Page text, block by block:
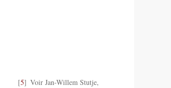
5
Voir Jan-Willem Stutje,